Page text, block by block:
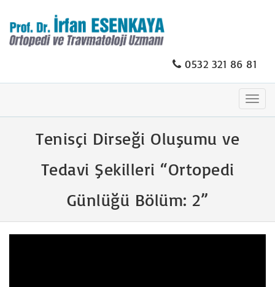
0532 321 86 81
Tenisçi Dirseği Oluşumu ve
Tedavi Şekilleri “Ortopedi
Günlüğü Bölüm: 2”